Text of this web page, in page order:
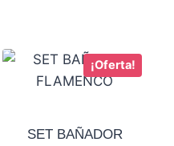
¡Oferta!
SET BAÑADOR